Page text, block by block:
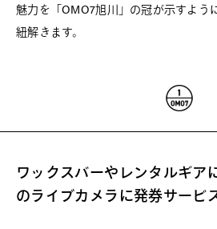
魅力を「OMO7旭川」の冠が示すよう
紐解きます。
ワックスバーやレンタルギア
のライブカメラに発券サービ